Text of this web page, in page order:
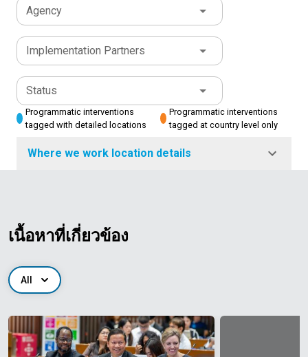
Agency
Implementation Partners
Status
Programmatic interventions
tagged with detailed locations
Programmatic interventions
tagged at country level only
Where we work location details
เนื้อหาที่เกี่ยวข้อง
All